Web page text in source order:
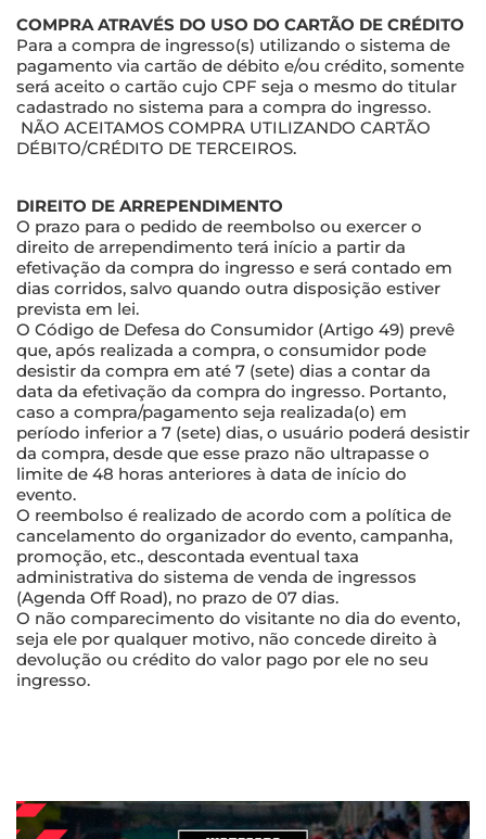
COMPRA ATRAVÉS DO USO DO CARTÃO DE CRÉDITO
Para a compra de ingresso(s) utilizando o sistema de
pagamento via cartão de débito e/ou crédito, somente
será aceito o cartão cujo CPF seja o mesmo do titular
cadastrado no sistema para a compra do ingresso.
NÃO ACEITAMOS COMPRA UTILIZANDO CARTÃO
DÉBITO/CRÉDITO DE TERCEIROS.
DIREITO DE ARREPENDIMENTO
O prazo para o pedido de reembolso ou exercer o
direito de arrependimento terá início a partir da
efetivação da compra do ingresso e será contado em
dias corridos, salvo quando outra disposição estiver
prevista em lei.
O Código de Defesa do Consumidor (Artigo 49) prevê
que, após realizada a compra, o consumidor pode
desistir da compra em até 7 (sete) dias a contar da
data da efetivação da compra do ingresso. Portanto,
caso a compra/pagamento seja realizada(o) em
período inferior a 7 (sete) dias, o usuário poderá desistir
da compra, desde que esse prazo não ultrapasse o
limite de 48 horas anteriores à data de início do
evento.
O reembolso é realizado de acordo com a política de
cancelamento do organizador do evento, campanha,
promoção, etc., descontada eventual taxa
administrativa do sistema de venda de ingressos
(Agenda Off Road), no prazo de 07 dias.
O não comparecimento do visitante no dia do evento,
seja ele por qualquer motivo, não concede direito à
devolução ou crédito do valor pago por ele no seu
ingresso.